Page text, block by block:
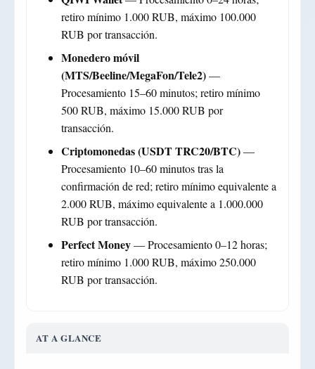
retiro mínimo 1.000 RUB, máximo 100.000
RUB por transacción.
Monedero móvil
(MTS/Beeline/MegaFon/Tele2)—
Procesamiento 15–60 minutos; retiro mínimo
500 RUB, máximo 15.000 RUB por
transacción.
Criptomonedas (USDT TRC20/BTC)—
Procesamiento 10–60 minutos tras la
confirmación de red; retiro mínimo equivalente a
2.000 RUB, máximo equivalente a 1.000.000
RUB por transacción.
Perfect Money— Procesamiento 0–12 horas;
retiro mínimo 1.000 RUB, máximo 250.000
RUB por transacción.
AT A GLANCE